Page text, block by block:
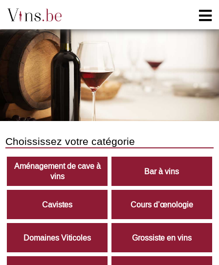
Choississez votre catégorie
Aménagement de cave à
vins
Bar à vins
Cavistes Cours d’œnologie
Domaines Viticoles Grossiste en vins